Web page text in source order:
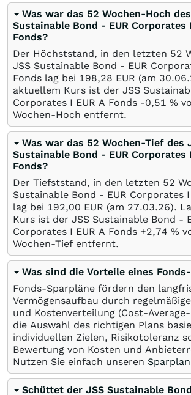
Was war das 52 Wochen-Hoch
Sustainable Bond - EUR Corporates
Fonds?
Der Höchststand, in den letzten 52
JSS Sustainable Bond - EUR
Fonds lag bei 198,28 EUR (am
aktuellem Kurs ist der JSS
Corporates I EUR A Fonds -0,51 %
Wochen-Hoch entfernt.
Was war das 52 Wochen-Tief des
Sustainable Bond - EUR Corporates
Fonds?
Der Tiefststand, in den letzten 52
Sustainable Bond - EUR Corporates I
lag bei 192,00 EUR (am 27.03.26).
Kurs ist der JSS Sustainable Bond -
Corporates I EUR A Fonds +2,74 %
Wochen-Tief entfernt.
Was sind die Vorteile eines
Fonds-Sparpläne fördern den
Vermögensaufbau durch
und Kostenverteilung (Cost-
die Auswahl des richtigen Plans
individuellen Zielen, Risikotoleranz
Bewertung von Kosten und
Nutzen Sie einfach unseren
Schüttet der JSS Sustainable